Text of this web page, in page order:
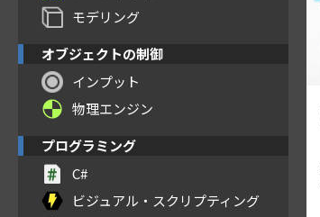
モデリング
オブジェクトの制御
インプット
物理エンジン
プログラミング
C#
ビジュアル・スクリプティング